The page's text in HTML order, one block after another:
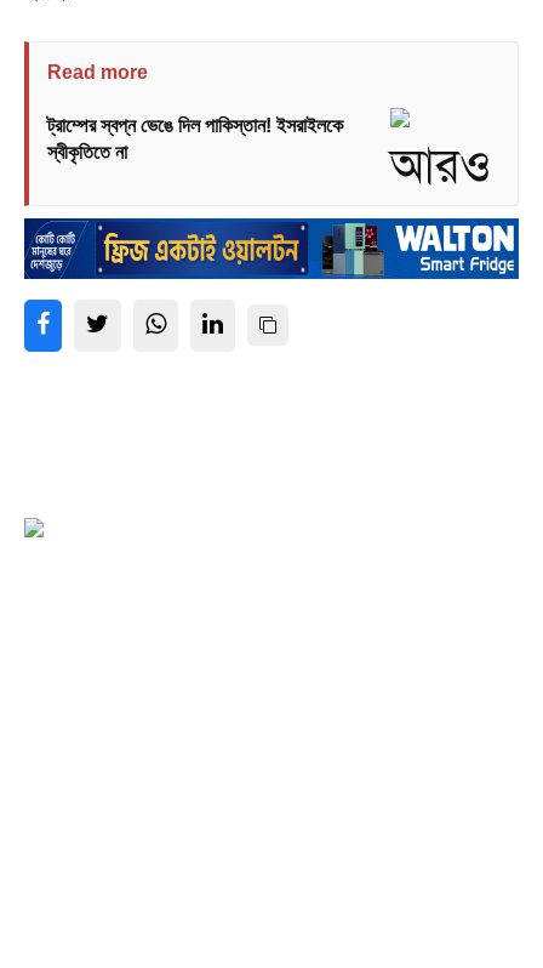
Read more
ট্রাম্পের স্বপ্ন ভেঙে দিল পাকিস্তান! ইসরাইলকে
স্বীকৃতিতে না